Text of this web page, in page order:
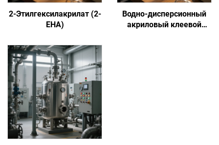
2-Этилгексилакрилат (2-
EHA)
Водно-дисперсионный
акриловый клеевой